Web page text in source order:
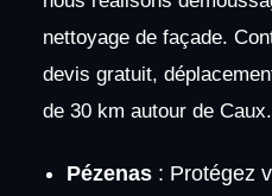
nettoyage de façade.
devis gratuit,
de 30 km autour de Caux.
Pézenas: Protégez